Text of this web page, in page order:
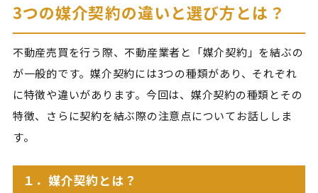
3つの媒介契約の違いと選び方とは？
不動産売買を行う際、不動産業者と「媒介契約」を結ぶの
が一般的です。媒介契約には3つの種類があり、それぞれ
に特徴や違いがあります。今回は、媒介契約の種類とその
特徴、さらに契約を結ぶ際の注意点についてお話ししま
す。
１．媒介契約とは？